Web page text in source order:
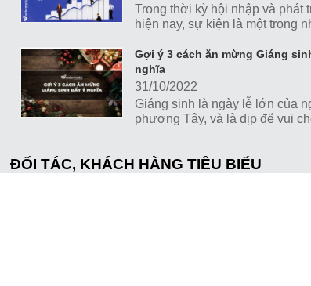
Trong thời kỳ hội nhập và phát
hiện nay, sự kiện là một trong
giúp các doanh nghiệp, tổ
tác trực tiếp với khách hàng và
hình ảnh thương hiệu.
Gợi ý 3 cách ăn mừng Giáng
nghĩa
31/10/2022
Giáng sinh là ngày lễ lớn của
phương Tây, và là dịp để vui
những ý tưởng ăn mừng Giáng
ĐỐI TÁC, KHÁCH HÀNG TIÊU BIỂU